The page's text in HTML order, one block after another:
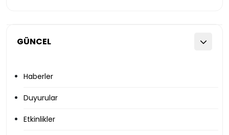
GÜNCEL
Haberler
Duyurular
Etkinlikler